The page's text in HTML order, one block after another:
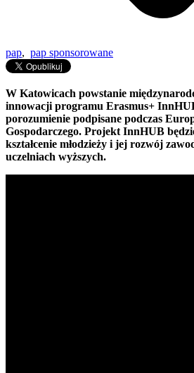
pap, pap sponsorowane
W Katowicach powstanie
innowacji programu Erasmus+
porozumienie podpisane podczas
Gospodarczego. Projekt InnHUB
kształcenie młodzieży i jej rozwój
uczelniach wyższych.